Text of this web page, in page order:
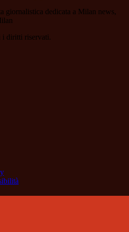
giornalistica dedicata a Milan news,
diritti riservati.